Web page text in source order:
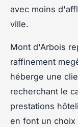
avec moins
ville.
Mont d'Arbois
raffinement
héberge une
recherchant le
prestations
en font un